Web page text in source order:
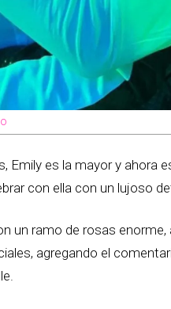
Emily es la mayor y ahora
con ella con un lujoso
un ramo de rosas
agregando el